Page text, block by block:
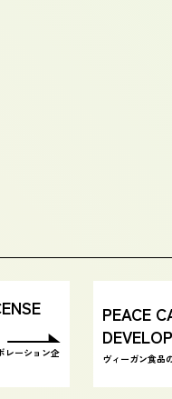
レーション企
PEACE
ヴィーガン食品